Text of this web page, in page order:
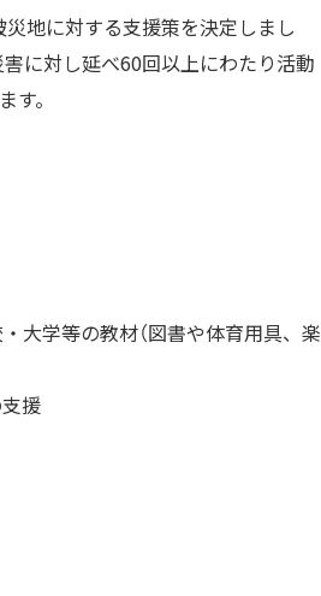
災地に対する支援策を決定しまし
に対し延べ60回以上にわたり活動
。
大学等の教材（図書や体育用具、楽
援